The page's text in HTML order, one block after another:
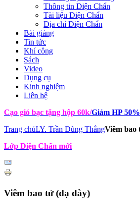
Thông tin Diện Chẩn
Tài liệu Diện Chẩn
Địa chỉ Diện Chẩn
Bài giảng
Tin tức
Khí công
Sách
Video
Dụng cụ
Kinh nghiệm
Liên hệ
Cạo gió bạc tặng hộp 60k/Giảm HP
Trang chủLY. Trần Dũng ThắngViêm bao
Lớp Diện Chẩn mới
Viêm bao tử (dạ dày)